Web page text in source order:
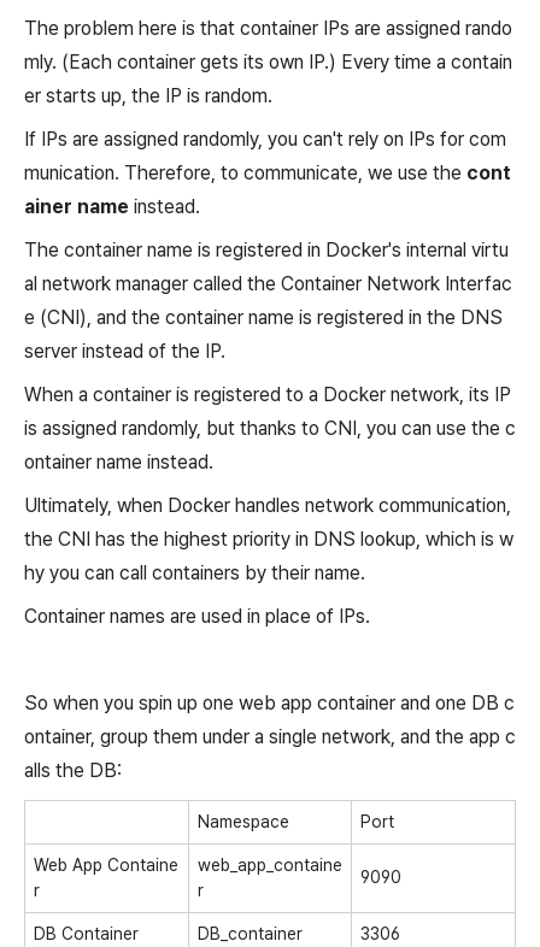
The problem here is that container IPs are assigned rando
mly. (Each container gets its own IP.) Every time a contain
er starts up, the IP is random.
If IPs are assigned randomly, you can't rely on IPs for com
munication. Therefore, to communicate, we use the cont
ainer name instead.
The container name is registered in Docker's internal virtu
al network manager called the Container Network Interfac
e (CNI), and the container name is registered in the DNS
server instead of the IP.
When a container is registered to a Docker network, its IP
is assigned randomly, but thanks to CNI, you can use the c
ontainer name instead.
Ultimately, when Docker handles network communication,
the CNI has the highest priority in DNS lookup, which is w
hy you can call containers by their name.
Container names are used in place of IPs.
So when you spin up one web app container and one DB c
ontainer, group them under a single network, and the app c
alls the DB:
Namespace Port
Web App Containe
r
web_app_containe
r
9090
DB Container DB_container 3306